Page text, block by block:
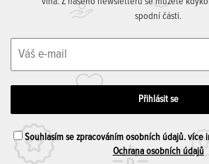
spodní části.
Souhlasím se zpracováním osobních údajů. více
Ochrana osobních údajů